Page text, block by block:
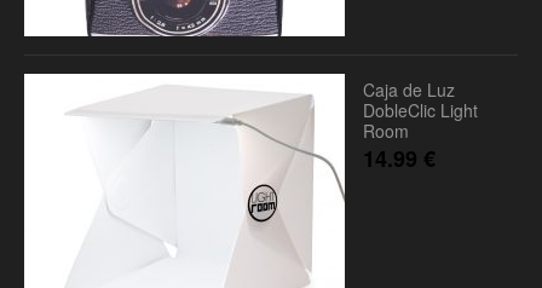
Caja de Luz
DobleClic Light
Room
14.99 €